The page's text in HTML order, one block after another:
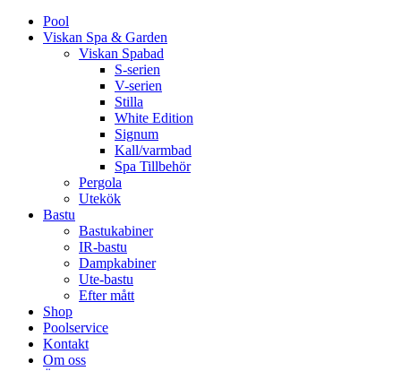
Pool
Viskan Spa & Garden
Viskan Spabad
S-serien
V-serien
Stilla
White Edition
Signum
Kall/varmbad
Spa Tillbehör
Pergola
Utekök
Bastu
Bastukabiner
IR-bastu
Dampkabiner
Ute-bastu
Efter mått
Shop
Poolservice
Kontakt
Om oss